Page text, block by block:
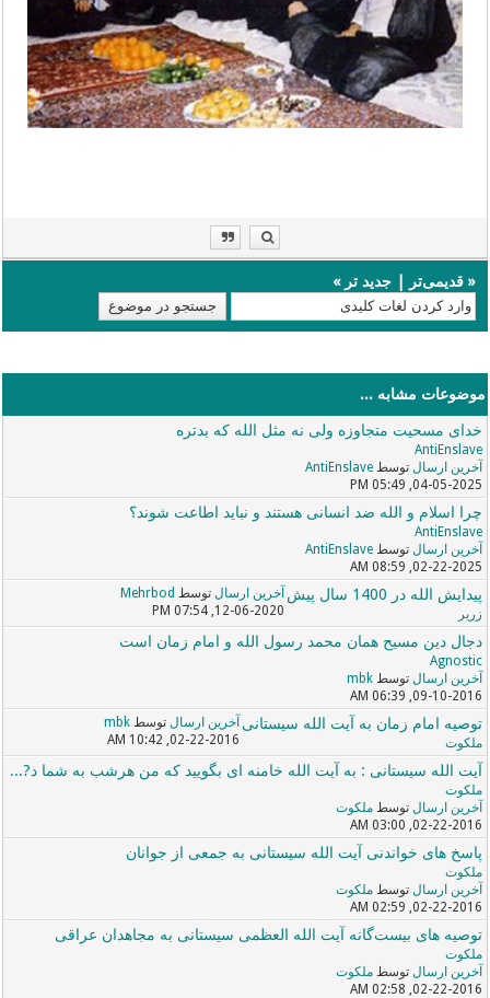
«قدیمی‌تر |جدید تر »
موضوعات مشابه ...
خدای مسحیت متجاوزه ولی نه مثل الله که بدتره
AntiEnslave
آخرین ارسال توسطAntiEnslave
04-05-2025, 05:49 PM
چرا اسلام و الله ضد انسانی هستند و نباید اطاعت شوند؟
AntiEnslave
آخرین ارسال توسطAntiEnslave
02-22-2025, 08:59 AM
پیدایش الله در 1400 سال پیش
زریر
آخرین ارسال توسط Mehrbod
12-06-2020, 07:54 PM
دجال دین مسیح همان محمد رسول الله و امام زمان است
Agnostic
آخرین ارسال توسطmbk
09-10-2016, 06:39 AM
توصیه امام زمان به آیت الله سیستانی
ملکوت
آخرین ارسال توسطmbk
02-22-2016, 10:42 AM
آیت الله سیستانی : به آیت الله خامنه ای بگویید که من هرشب به شما د?...
ملکوت
آخرین ارسال توسطملکوت
02-22-2016, 03:00 AM
پاسخ های خواندنی آیت الله سیستانی به جمعی از جوانان
ملکوت
آخرین ارسال توسطملکوت
02-22-2016, 02:59 AM
توصیه های بیست‌گانه آیت الله العظمی سیستانی به مجاهدان عراقی
ملکوت
آخرین ارسال توسطملکوت
02-22-2016, 02:58 AM